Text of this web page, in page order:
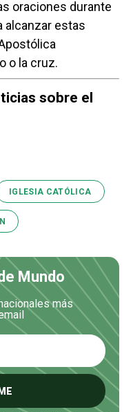
oraciones durante
alcanzar estas
o la cruz.
sobre el
IGLESIA CATÓLICA
Mundo
más